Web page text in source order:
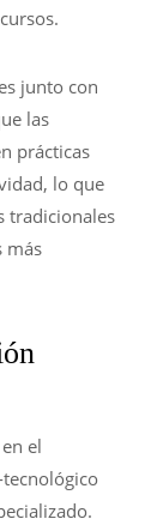
junto con
las
prácticas
lo que
tradicionales
más
el